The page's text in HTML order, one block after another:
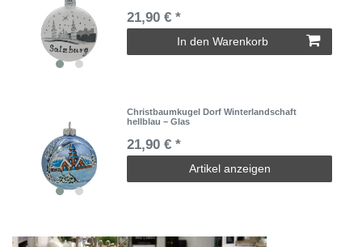
21,90 € *
In den Warenkorb
Christbaumkugel Dorf Winterlandschaft
hellblau – Glas
21,90 € *
Artikel anzeigen